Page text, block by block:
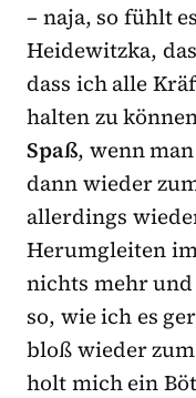
– naja, so fühlt
Heidewitzka,
dass ich alle
halten zu
Spaß, wenn
dann wieder
allerdings
Herumgleiten
nichts mehr
so, wie ich es
bloß wieder
holt mich ein